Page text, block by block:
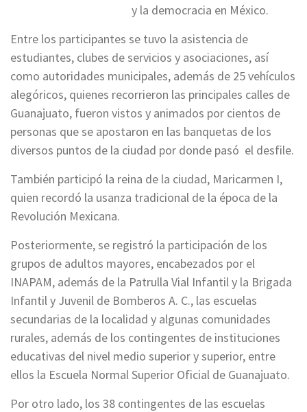
y la democracia en México.
Entre los participantes se tuvo la asistencia de
estudiantes, clubes de servicios y asociaciones, así
como autoridades municipales, además de 25 vehículos
alegóricos, quienes recorrieron las principales calles de
Guanajuato, fueron vistos y animados por cientos de
personas que se apostaron en las banquetas de los
diversos puntos de la ciudad por donde pasó el desfile.
También participó la reina de la ciudad, Maricarmen I,
quien recordó la usanza tradicional de la época de la
Revolución Mexicana.
Posteriormente, se registró la participación de los
grupos de adultos mayores, encabezados por el
INAPAM, además de la Patrulla Vial Infantil y la Brigada
Infantil y Juvenil de Bomberos A. C., las escuelas
secundarias de la localidad y algunas comunidades
rurales, además de los contingentes de instituciones
educativas del nivel medio superior y superior, entre
ellos la Escuela Normal Superior Oficial de Guanajuato.
Por otro lado, los 38 contingentes de las escuelas